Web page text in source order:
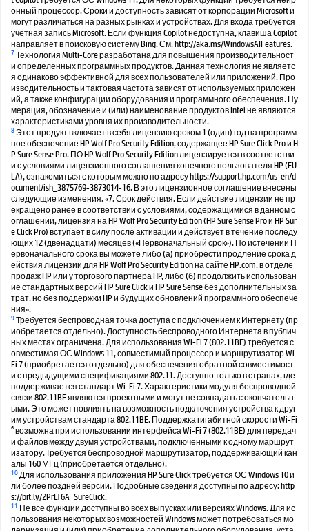
онный процессор. Сроки и доступность зависят от корпорации Microsoft и
могут различаться на разных рынках и устройствах. Для входа требуется
учетная запись Microsoft. Если функция Copilot недоступна, клавиша Copilot
направляет в поисковую систему Bing. См. http://aka.ms/WindowsAIFeatures.
7Технология Multi-Core разработана для повышения производительност
и определенных программных продуктов. Данная технология не являетс
я одинаково эффективной для всех пользователей или приложений. Про
изводительность и тактовая частота зависят от используемых приложен
ий, а также конфигурации оборудования и программного обеспечения. Ну
мерация, обозначение и (или) наименование продуктов Intel не являются
характеристиками уровня их производительности.
8Этот продукт включает в себя лицензию сроком 1 (один) год на программ
ное обеспечение HP Wolf Pro Security Edition, содержащее HP Sure Click Pro и H
P Sure Sense Pro. ПО HP Wolf Pro Security Edition лицензируется в соответстви
и с условиями лицензионного соглашения конечного пользователя HP (EU
LA), ознакомиться с которым можно по адресу https://support.hp.com/us-en/d
ocument/ish_3875769-3873014-16. В это лицензионное соглашение внесены
следующие изменения. «7. Срок действия. Если действие лицензии не пр
екращено ранее в соответствии с условиями, содержащимися в данном с
оглашении, лицензия на HP Wolf Pro Security Edition (HP Sure Sense Pro и HP Sur
e Click Pro) вступает в силу после активации и действует в течение последу
ющих 12 (двенадцати) месяцев («Первоначальный срок»). По истечении П
ервоначального срока вы можете либо (а) приобрести продление срока д
ействия лицензии для HP Wolf Pro Security Edition на сайте HP.com, в отделе
продаж HP или у торгового партнера HP, либо (б) продолжить использован
ие стандартных версий HP Sure Click и HP Sure Sense без дополнительных за
трат, но без поддержки HP и будущих обновлений программного обеспече
ния».
9Требуется беспроводная точка доступа с подключением к Интернету (пр
иобретается отдельно). Доступность беспроводного Интернета в публич
ных местах ограничена. Для использования Wi-Fi 7 (802.11BE) требуется с
овместимая ОС Windows 11, совместимый процессор и маршрутизатор Wi-
Fi 7 (приобретается отдельно) для обеспечения обратной совместимост
и с предыдущими спецификациями 802.11. Доступно только в странах, где
поддерживается стандарт Wi-Fi 7. Характеристики модуля беспроводной
связи 802.11BE являются проектными и могут не совпадать с окончательн
ыми. Это может повлиять на возможность подключения устройства к друг
им устройствам стандарта 802.11BE. Поддержка гигабитной скорости Wi-Fi
®возможна при использовании интерфейса Wi-Fi 7 (802.11BE) для передач
и файлов между двумя устройствами, подключенными к одному маршрут
изатору. Требуется беспроводной маршрутизатор, поддерживающий кан
алы 160 МГц (приобретается отдельно).
10Для использования приложения HP Sure Click требуется ОС Windows 10 и
ли более поздней версии. Подробные сведения доступны по адресу: http
s://bit.ly/2PrLT6A_SureClick.
11 Не все функции доступны во всех выпусках или версиях Windows. Для ис
пользования некоторых возможностей Windows может потребоваться мо